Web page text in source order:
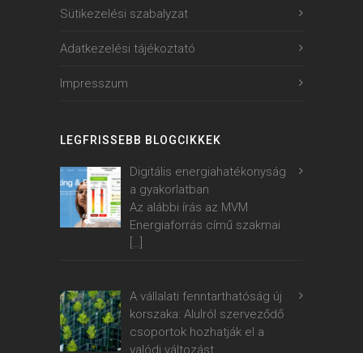
Sütikezelési szabalyzat
Adatkezelési tájékoztató
Impresszum
LEGFRISSEBB BLOGCIKKEK
Digitális energiahatékonyság
a gyakorlatban
Az alábbi írás az MVM
Energiaforrás című szakmai
[…]
A vállalati fenntarthatóság új
korszaka: Alulról szerveződő
csoportok hozhatják el a
valódi változást